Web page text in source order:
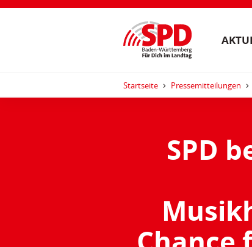
Startseite Pressemitteilungen
SPD